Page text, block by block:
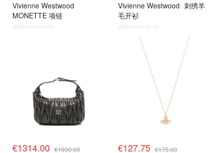
Vivienne Westwood
MONETTE 项链
@dealmoon.de
Vivienne Westwood 刺绣羊
毛开衫
@dealmoon.de
€1314.00 €1800.00 €127.75 €175.00